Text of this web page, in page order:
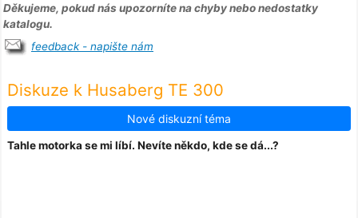
Děkujeme, pokud nás upozorníte na chyby nebo nedostatky
katalogu.
feedback - napište nám
Diskuze k Husaberg TE 300
Nové diskuzní téma
Tahle motorka se mi líbí. Nevíte někdo, kde se dá...?